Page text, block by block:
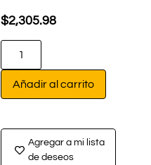
$2,305.98
Añadir al carrito
Agregar a mi lista
de deseos